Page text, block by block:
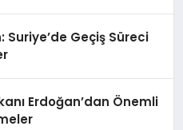
Suriye’de Geçiş Süreci
Erdoğan’dan Önemli